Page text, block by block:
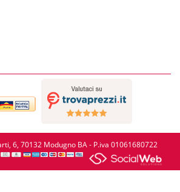
6, 70132 Modugno BA - P.iva 01061680722